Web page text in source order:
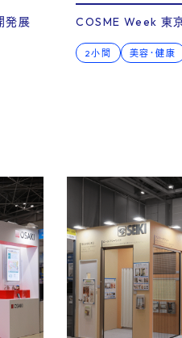
発展 COSME Week 東
2小間 美容・健康